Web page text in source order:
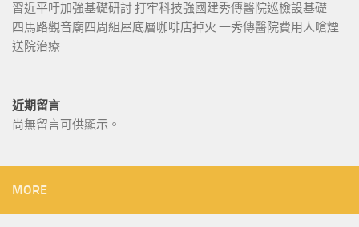
習近平吁加強基礎研討 打牢科技強國建秀傳醫院巡檢設基礎
四馬路觀音廟四周組屋底層咖啡店掉火 一秀傳醫院費用人嗆煙
送院治療
近期留言
尚無留言可供顯示。
MORE